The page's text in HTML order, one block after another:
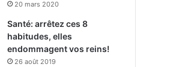
20 mars 2020
Santé: arrêtez ces 8
habitudes, elles
endommagent vos reins!
26 août 2019